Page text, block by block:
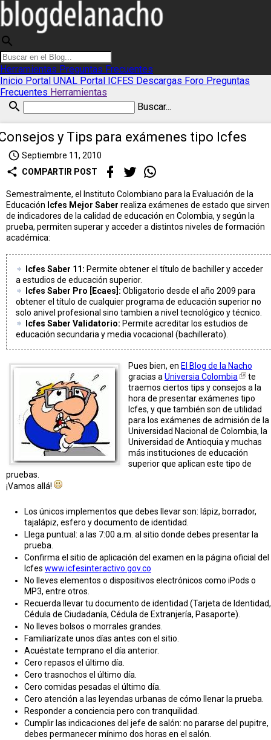
search
Herramientas Preguntas Frecuentes
Inicio Portal UNAL Portal ICFES Descargas Foro Preguntas
Frecuentes Herramientas
search Buscar...
y Tips para exámenes tipo Icfes
access_time Septiembre 11, 2010
share COMPARTIR POST
Semestralmente, el Instituto Colombiano para la Evaluación de la
Educación Icfes Mejor Saber realiza exámenes de estado que sirven
de indicadores de la calidad de educación en Colombia, y según la
prueba, permiten superar y acceder a distintos niveles de formación
académica:
Icfes Saber 11: Permite obtener el título de bachiller y acceder
a estudios de educación superior.
Icfes Saber Pro [Ecaes]: Obligatorio desde el año 2009 para
obtener el título de cualquier programa de educación superior no
solo anivel profesional sino tambien a nivel tecnológico y técnico.
Icfes Saber Validatorio: Permite acreditar los estudios de
educación secundaria y media vocacional (bachillerato).
Pues bien, en El Blog de la Nacho
gracias a Universia Colombia
te
traemos ciertos tips y consejos a la
hora de presentar exámenes tipo
Icfes, y que también son de utilidad
para los exámenes de admisión de la
Universidad Nacional de Colombia, la
Universidad de Antioquia y muchas
más instituciones de educación
superior que aplican este tipo de
pruebas.
¡Vamos allá!
Los únicos implementos que debes llevar son: lápiz, borrador,
tajalápiz, esfero y documento de identidad.
Llega puntual: a las 7:00 a.m. al sitio donde debes presentar la
prueba.
Confirma el sitio de aplicación del examen en la página oficial del
Icfes www.icfesinteractivo.gov.co
No lleves elementos o dispositivos electrónicos como iPods o
MP3, entre otros.
Recuerda llevar tu documento de identidad (Tarjeta de Identidad,
Cédula de Ciudadanía, Cédula de Extranjería, Pasaporte).
No lleves bolsos o morrales grandes.
Familiarízate unos días antes con el sitio.
Acuéstate temprano el día anterior.
Cero repasos el último día.
Cero trasnochos el último día.
Cero comidas pesadas el último día.
Cero atención a las leyendas urbanas de cómo llenar la prueba.
Responder a conciencia pero con tranquilidad.
Cumplir las indicaciones del jefe de salón: no pararse del pupitre,
debes permanecer mínimo dos horas en el salón.